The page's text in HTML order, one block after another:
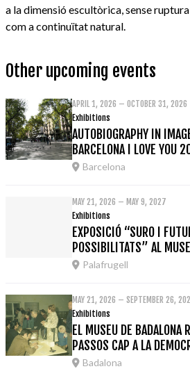
a la dimensió escultòrica, sense
com a continuïtat natural.
Other upcoming events
APRIL 1, 2026 – OCTOBER 31, 2026
Exhibitions
AUTOBIOGRAPHY IN
BARCELONA I LOVE YOU
Barcelona
MAY 21, 2026 – MAY 9, 2027
Exhibitions
EXPOSICIÓ “SURO I
POSSIBILITATS” AL
Palafrugell
MAY 21, 2026 – SEPTEMBER 26,
Exhibitions
EL MUSEU DE BADALONA
PASSOS CAP A LA
Badalona